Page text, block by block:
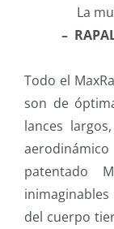
La
–
Todo el
son de
lances
patentado
del cuerpo